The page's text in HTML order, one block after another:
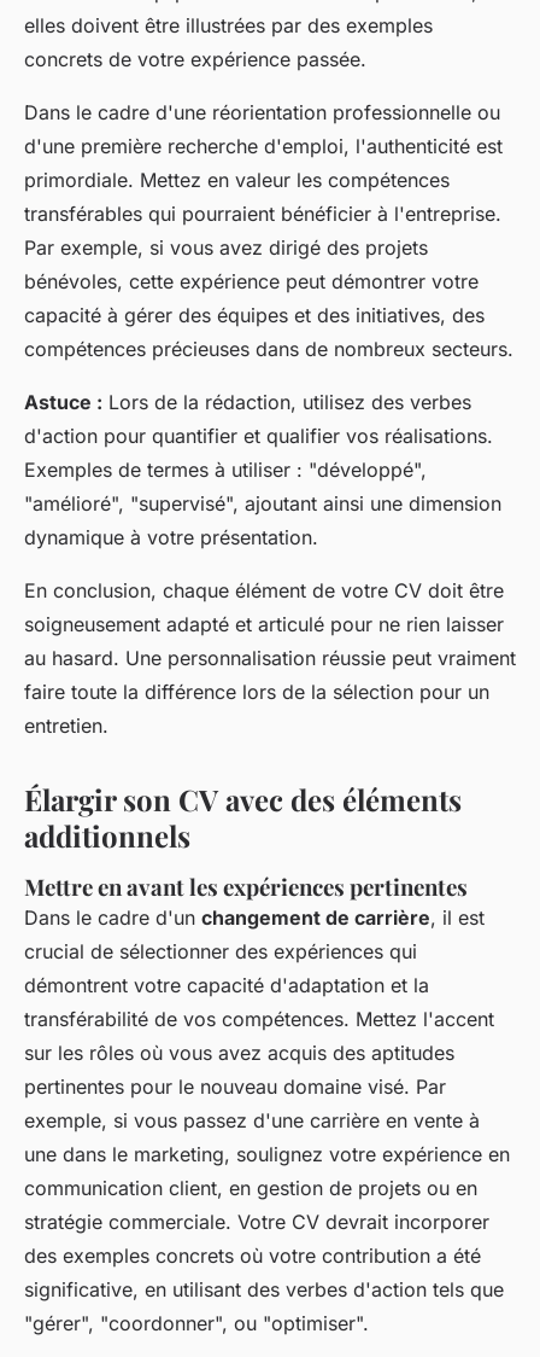
elles doivent être illustrées par des exemples
concrets de votre expérience passée.
Dans le cadre d'une réorientation professionnelle ou
d'une première recherche d'emploi, l'authenticité est
primordiale. Mettez en valeur les compétences
transférables qui pourraient bénéficier à l'entreprise.
Par exemple, si vous avez dirigé des projets
bénévoles, cette expérience peut démontrer votre
capacité à gérer des équipes et des initiatives, des
compétences précieuses dans de nombreux secteurs.
Astuce : Lors de la rédaction, utilisez des verbes
d'action pour quantifier et qualifier vos réalisations.
Exemples de termes à utiliser : "développé",
"amélioré", "supervisé", ajoutant ainsi une dimension
dynamique à votre présentation.
En conclusion, chaque élément de votre CV doit être
soigneusement adapté et articulé pour ne rien laisser
au hasard. Une personnalisation réussie peut vraiment
faire toute la différence lors de la sélection pour un
entretien.
Élargir son CV avec des éléments
additionnels
Mettre en avant les expériences pertinentes
Dans le cadre d'un changement de carrière, il est
crucial de sélectionner des expériences qui
démontrent votre capacité d'adaptation et la
transférabilité de vos compétences. Mettez l'accent
sur les rôles où vous avez acquis des aptitudes
pertinentes pour le nouveau domaine visé. Par
exemple, si vous passez d'une carrière en vente à
une dans le marketing, soulignez votre expérience en
communication client, en gestion de projets ou en
stratégie commerciale. Votre CV devrait incorporer
des exemples concrets où votre contribution a été
significative, en utilisant des verbes d'action tels que
"gérer", "coordonner", ou "optimiser".